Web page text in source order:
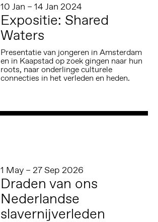
10 Jan – 14 Jan 2024
Expositie: Shared
Waters
Presentatie van jongeren in Amsterdam
en in Kaapstad op zoek gingen naar hun
roots, naar onderlinge culturele
connecties in het verleden en heden.
1 May – 27 Sep 2026
Draden van ons
Nederlandse
slavernijverleden